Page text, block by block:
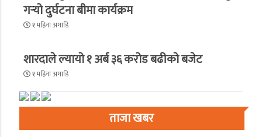
गर्‍यो दुर्घटना बीमा कार्यक्रम
१ महिना अगाडि
शारदाले ल्यायो १ अर्ब ३६ करोड बढीको बजेट
१ महिना अगाडि
ताजा खबर